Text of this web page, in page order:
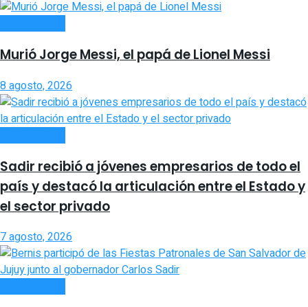
Murió Jorge Messi, el papá de Lionel Messi
8 agosto, 2026
Sadir recibió a jóvenes empresarios de todo el
país y destacó la articulación entre el Estado y
el sector privado
7 agosto, 2026